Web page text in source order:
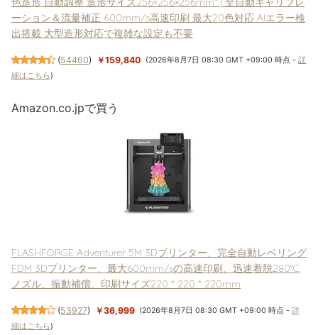
ーション＆流量補正 600mm/s高速印刷 最大20色対応 AIエラー検
出搭載 大型造形対応で複雑な設定も不要
(54460) ￥159,840 (2026年8月7日 08:30 GMT +09:00 時点 -詳
細はこちら)
Amazon.co.jpで買う
FLASHFORGE Adventurer 5M 3Dプリンター、完全自動レベリング
FDM 3Dプリンター、最大600mm/sの高速印刷、迅速着脱280°C
ノズル、振動補償、印刷サイズ220 * 220 * 220mm
(53927) ￥36,999 (2026年8月7日 08:30 GMT +09:00 時点 -詳
細はこちら)